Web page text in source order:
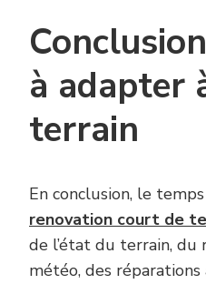
à adapter
terrain
En conclusion, le
renovation court de
de l’état du terrain, du
météo, des